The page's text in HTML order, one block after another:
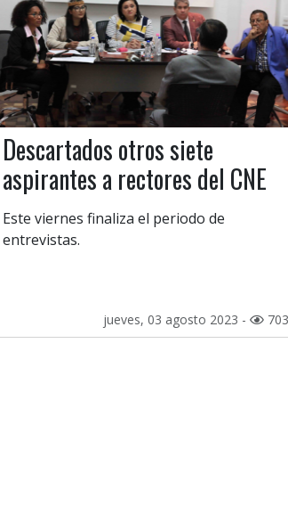
Descartados otros siete
aspirantes a rectores del CNE
Este viernes finaliza el periodo de
entrevistas.
jueves, 03 agosto 2023 -